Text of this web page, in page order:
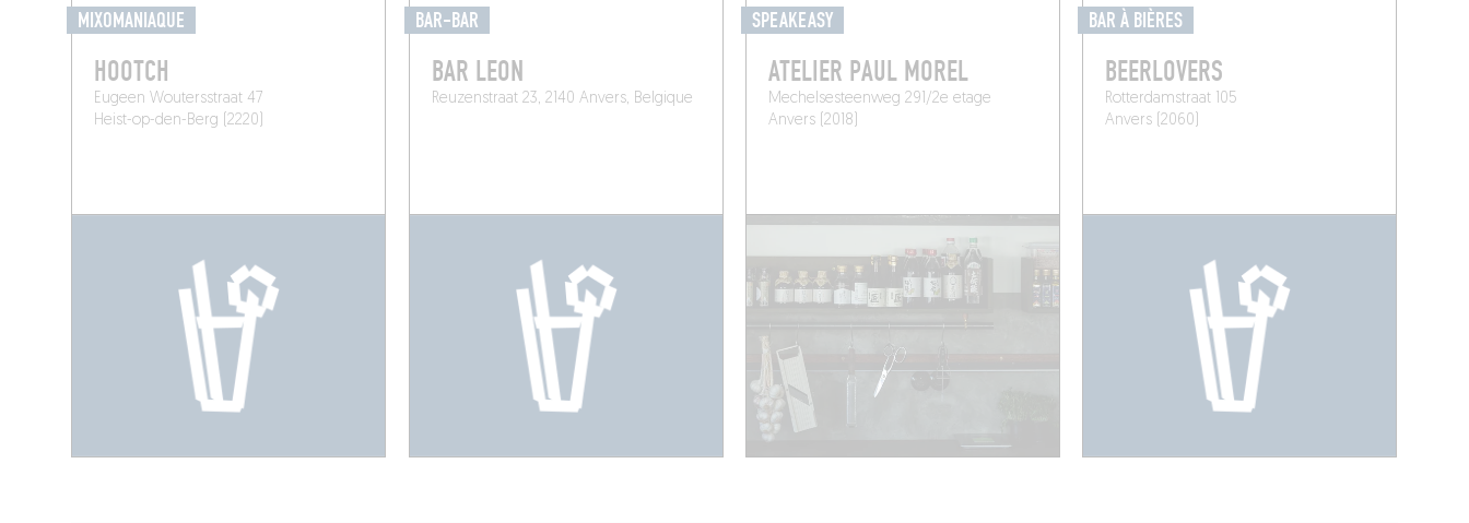
MIXOMANIAQUE
HOOTCH
Eugeen Woutersstraat 47
Heist-op-den-Berg (2220)
BAR-BAR
BAR LEON
Reuzenstraat 23, 2140 Anvers, Belgique
SPEAKEASY
ATELIER PAUL MOREL
Mechelsesteenweg 291/2e etage
Anvers (2018)
BAR À BIÈRES
BEERLOVERS
Rotterdamstraat 105
Anvers (2060)